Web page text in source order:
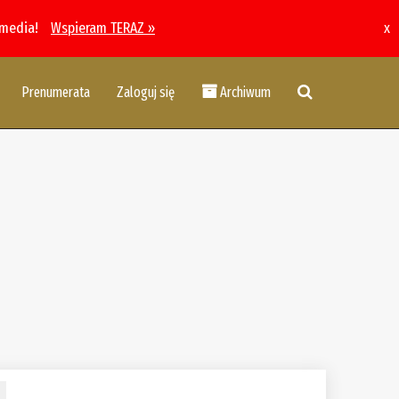
Wspieram TERAZ » x
Prenumerata Zaloguj się Archiwum